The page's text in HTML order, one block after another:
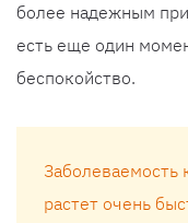
более надежным
есть еще один
беспокойство.
Заболеваемость
растет очень